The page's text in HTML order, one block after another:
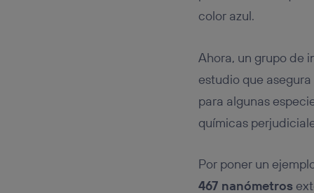
color azul.
Ahora, un grupo de
estudio que
para algunas
químicas
Por poner un
467 nanómetros